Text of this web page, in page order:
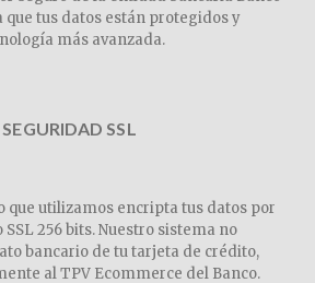
que tus datos están protegidos y
más avanzada.
SSL
que utilizamos encripta tus datos por
256 bits. Nuestro sistema no
bancario de tu tarjeta de crédito,
al TPV Ecommerce del Banco.